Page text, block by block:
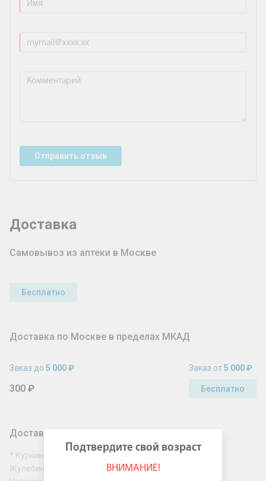
Отправить отзыв
Доставка
Самовывоз из аптеки в Москве
Бесплатно
Доставка по Москве в пределах МКАД
Заказ до 5 000 ₽
300 ₽
Заказ от5 000 ₽
Бесплатно
Доставка по Москве за МКАД
* Куркино, Митино, Северное Бутово, Южное Бутово,
Жулебино, Новокосино, Косино-Ухтомский, Солнцево,
Подтвердите свой возраст
ВНИМАНИЕ!